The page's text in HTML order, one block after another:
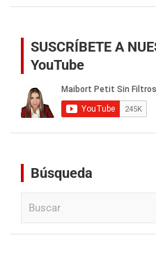
SUSCRÍBETE A
YouTube
Búsqueda